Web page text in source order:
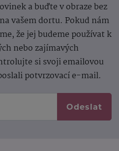
a buďte v obraze bez
vašem dortu. Pokud nám
že jej budeme používat k
nebo zajímavých
si svoji emailovou
potvrzovací e-mail.
Odeslat